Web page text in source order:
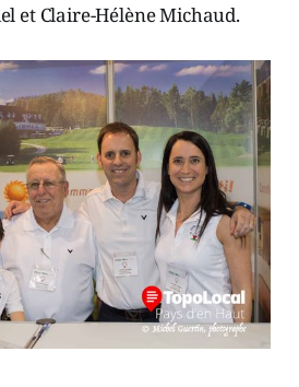
et Claire-Hélène Michaud.